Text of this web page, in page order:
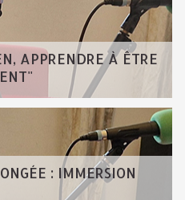
APPRENDRE À ÊTRE
: IMMERSION